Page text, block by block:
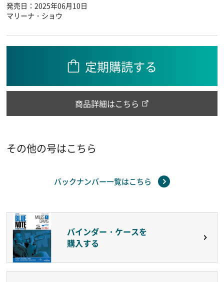
発売日：2025年06月10日
マリーナ・ショウ
定期購読する
商品詳細はこちら
その他の号はこちら
バックナンバー一覧はこちら
バインダー・ケースを
購入する